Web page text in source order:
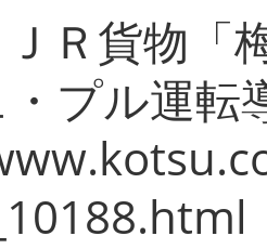
Ｒ貨物「
プル運転